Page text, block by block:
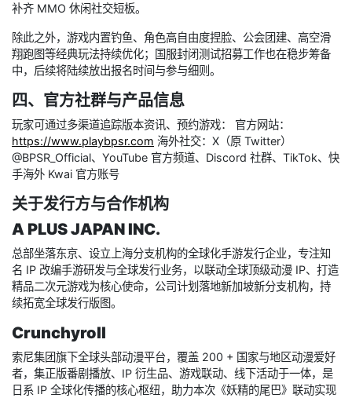
补齐 MMO 休闲社交短板。
除此之外，游戏内置钓鱼、角色高自由度捏脸、公会团建、高空滑
翔跑图等经典玩法持续优化；国服封闭测试招募工作也在稳步筹备
中，后续将陆续放出报名时间与参与细则。
四、官方社群与产品信息
玩家可通过多渠道追踪版本资讯、预约游戏： 官方网站：
https://www.playbpsr.com 海外社交：X（原 Twitter）
@BPSR_Official、YouTube 官方频道、Discord 社群、TikTok、快
手海外 Kwai 官方账号
关于发行方与合作机构
A PLUS JAPAN INC.
总部坐落东京、设立上海分支机构的全球化手游发行企业，专注知
名 IP 改编手游研发与全球发行业务，以联动全球顶级动漫 IP、打造
精品二次元游戏为核心使命，公司计划落地新加坡新分支机构，持
续拓宽全球发行版图。
Crunchyroll
索尼集团旗下全球头部动漫平台，覆盖 200 + 国家与地区动漫爱好
者，集正版番剧播放、IP 衍生品、游戏联动、线下活动于一体，是
日系 IP 全球化传播的核心枢纽，助力本次《妖精的尾巴》联动实现